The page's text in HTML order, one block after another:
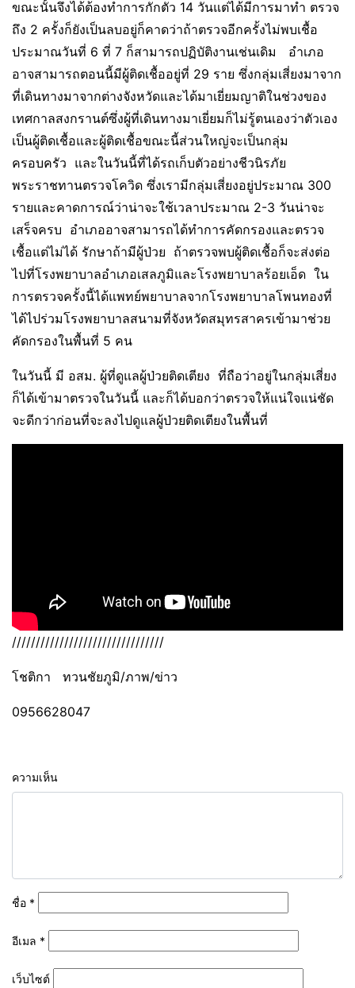
ขณะนั้นจึงได้ต้องทำการกักตัว 14 วันแต่ได้มีการมาทำ ตรวจ
ถึง 2 ครั้งก็ยังเป็นลบอยู่ก็คาดว่าถ้าตรวจอีกครั้งไม่พบเชื้อ
ประมาณวันที่ 6 ที่ 7 ก็สามารถปฏิบัติงานเช่นเดิม อำเภอ
อาจสามารถตอนนี้มีผู้ติดเชื้ออยู่ที่ 29 ราย ซึ่งกลุ่มเสี่ยงมาจาก
ที่เดินทางมาจากต่างจังหวัดและได้มาเยี่ยมญาติในช่วงของ
เทศกาลสงกรานต์ซึ่งผู้ที่เดินทางมาเยี่ยมก็ไม่รู้ตนเองว่าตัวเอง
เป็นผู้ติดเชื้อและผู้ติดเชื้อขณะนี้ส่วนใหญ่จะเป็นกลุ่ม
ครอบครัว และในวันนี้ที่ได้รถเก็บตัวอย่างชีวนิรภัย
พระราชทานตรวจโควิด ซึ่งเรามีกลุ่มเสี่ยงอยู่ประมาณ 300
รายและคาดการณ์ว่าน่าจะใช้เวลาประมาณ 2-3 วันน่าจะ
เสร็จครบ อำเภออาจสามารถได้ทำการคัดกรองและตรวจ
เชื้อแต่ไม่ได้ รักษาถ้ามีผู้ป่วย ถ้าตรวจพบผู้ติดเชื้อก็จะส่งต่อ
ไปที่โรงพยาบาลอำเภอเสลภูมิและโรงพยาบาลร้อยเอ็ด ใน
การตรวจครั้งนี้ได้แพทย์พยาบาลจากโรงพยาบาลโพนทองที่
ได้ไปร่วมโรงพยาบาลสนามที่จังหวัดสมุทรสาครเข้ามาช่วย
คัดกรองในพื้นที่ 5 คน
ในวันนี้ มี อสม. ผู้ที่ดูแลผู้ป่วยติดเตียง ที่ถือว่าอยู่ในกลุ่มเสี่ยง
ก็ได้เข้ามาตรวจในวันนี้ และก็ได้บอกว่าตรวจให้แน่ใจแน่ชัด
จะดีกว่าก่อนที่จะลงไปดูแลผู้ป่วยติดเตียงในพื้นที่
////////////////////////////////
โชติกา ทวนชัยภูมิ/ภาพ/ข่าว
0956628047
ความเห็น
ชื่อ *
อีเมล *
เว็บไซต์